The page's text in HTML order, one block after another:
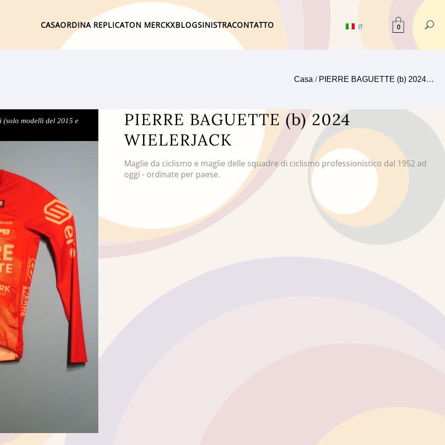
CASAORDINA REPLICATON MERCKXBLOGSINISTRACONTATTO IT 0
Casa / PIERRE BAGUETTE (b) 2024…
modelli del 2015 e
PIERRE BAGUETTE (b) 2024
WIELERJACK
Maglie da ciclismo e maglie delle squadre di ciclismo professionistico dal 1952 ad
oggi - ordinate per paese.